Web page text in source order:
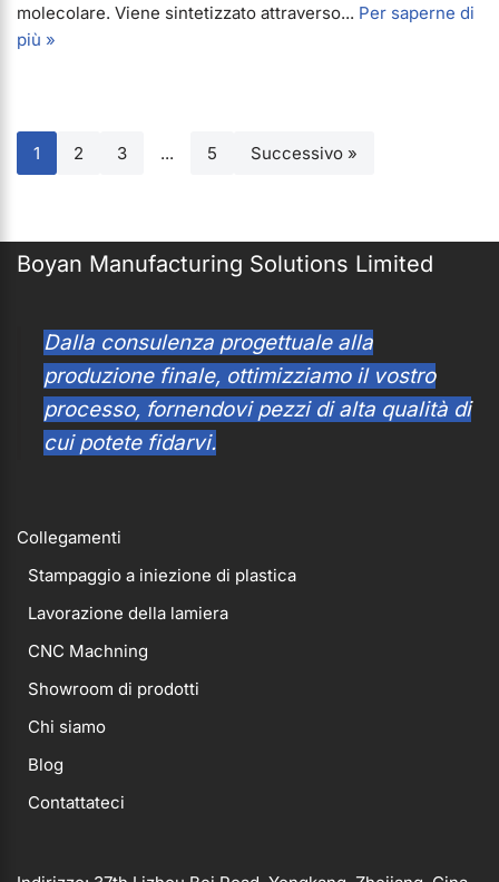
molecolare. Viene sintetizzato attraverso... Per saperne di
più »
1 2 3 ... 5 Successivo »
Boyan Manufacturing Solutions Limited
Dalla consulenza progettuale alla
produzione finale, ottimizziamo il vostro
processo, fornendovi pezzi di alta qualità di
cui potete fidarvi.
Collegamenti
Stampaggio a iniezione di plastica
Lavorazione della lamiera
CNC Machning
Showroom di prodotti
Chi siamo
Blog
Contattateci